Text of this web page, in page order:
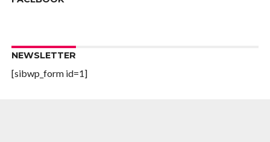
NEWSLETTER
[sibwp_form id=1]